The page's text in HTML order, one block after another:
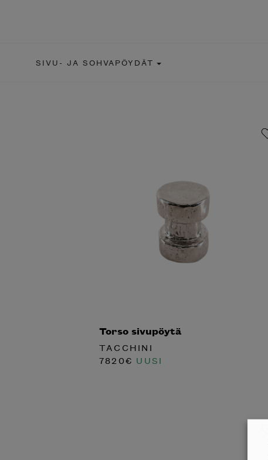
SIVU- JA SOHVAPÖYDÄT
Torso sivupöytä
TACCHINI
7820€ UUSI